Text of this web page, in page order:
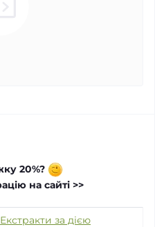
20%?
на сайті >>
Екстракти за дією